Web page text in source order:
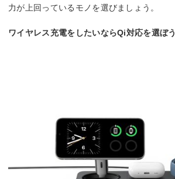
力が上回っているモノを選びましょう。
ワイヤレス充電をしたいならQi対応を選ぼう